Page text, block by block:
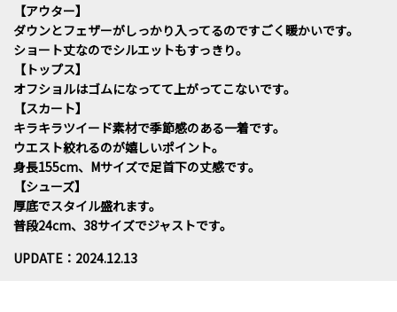
【アウター】
ダウンとフェザーがしっかり入ってるのですごく暖かいです。
ショート丈なのでシルエットもすっきり。
【トップス】
オフショルはゴムになってて上がってこないです。
【スカート】
キラキラツイード素材で季節感のある一着です。
ウエスト絞れるのが嬉しいポイント。
身長155cm、Mサイズで足首下の丈感です。
【シューズ】
厚底でスタイル盛れます。
普段24cm、38サイズでジャストです。
UPDATE：2024.12.13